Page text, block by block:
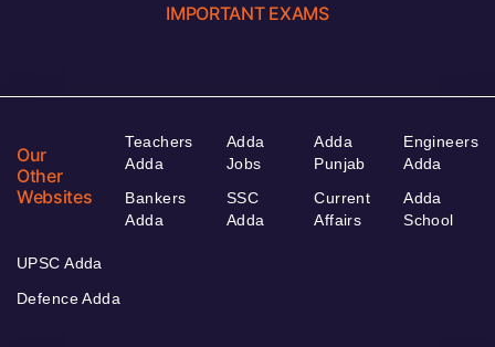
IMPORTANT EXAMS
Our
Other
Websites
Teachers
Adda
Bankers
Adda
Adda
Jobs
SSC
Adda
Adda
Punjab
Current
Affairs
Engineers
Adda
Adda
School
UPSC Adda
Defence Adda